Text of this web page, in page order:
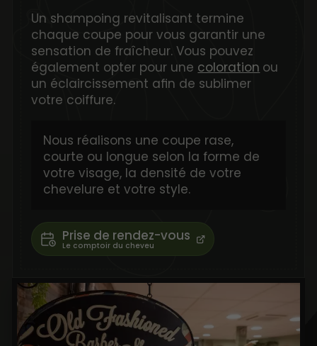
Un shampoing revitalisant termine
chaque coupe pour vous garantir une
sensation de fraîcheur. Vous pouvez
également opter pour une coloration ou
un éclaircissement afin de sublimer
votre coiffure.
Nous réalisons une coupe rase,
courte ou longue selon la forme de
votre visage, la densité de votre
chevelure et votre style.
Prise de rendez-vous